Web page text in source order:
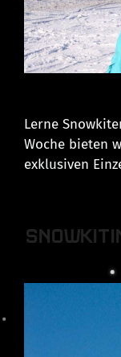
Lerne
Woche bieten
exklusiven